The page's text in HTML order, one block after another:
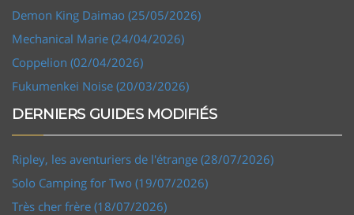
Demon King Daimao (25/05/2026)
Mechanical Marie (24/04/2026)
Coppelion (02/04/2026)
Fukumenkei Noise (20/03/2026)
DERNIERS GUIDES MODIFIÉS
Ripley, les aventuriers de l'étrange (28/07/2026)
Solo Camping for Two (19/07/2026)
Très cher frère (18/07/2026)